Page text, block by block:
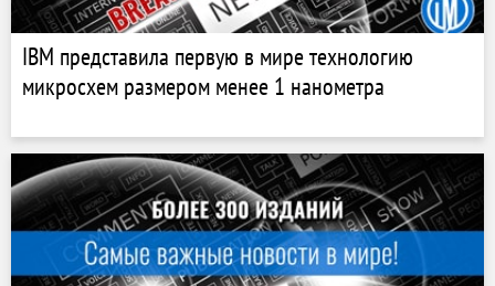
IBM представила первую в мире технологию
микросхем размером менее 1 нанометра